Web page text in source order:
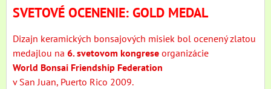
SVETOVÉ OCENENIE: GOLD MEDAL
Dizajn keramických bonsajových misiek bol ocenený zlatou
medajlou na 6. svetovom kongrese organizácie
World Bonsai Friendship Federation
v San Juan, Puerto Rico 2009.